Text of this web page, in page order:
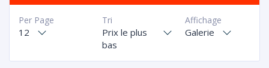
Affichage
Galerie
Tri
Prix le plus
bas
Per Page
12